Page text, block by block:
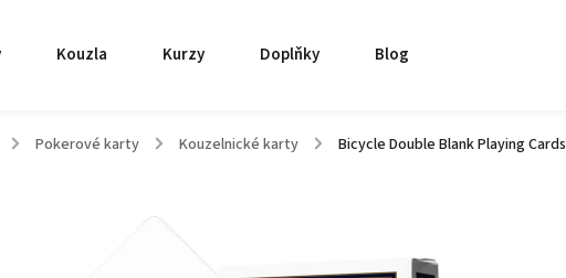
Kouzla Kurzy Doplňky Blog
/ Pokerové karty / Kouzelnické karty / Bicycle Double Blank Playing Cards